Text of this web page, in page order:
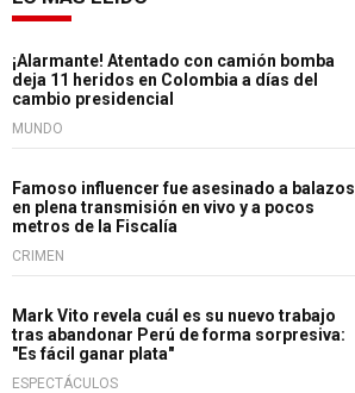
¡Alarmante! Atentado con camión bomba
deja 11 heridos en Colombia a días del
cambio presidencial
MUNDO
Famoso influencer fue asesinado a balazos
en plena transmisión en vivo y a pocos
metros de la Fiscalía
CRIMEN
Mark Vito revela cuál es su nuevo trabajo
tras abandonar Perú de forma sorpresiva:
"Es fácil ganar plata"
ESPECTÁCULOS